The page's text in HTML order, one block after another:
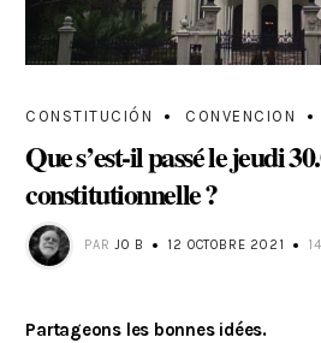
CONSTITUCIÓN CONVENCION
Que s’est-il passé le jeudi
constitutionnelle ?
PARJO B 12 OCTOBRE 2021
Partageons les bonnes idées.